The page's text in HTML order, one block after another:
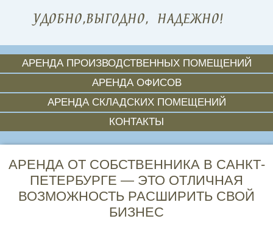
УДОБНО,ВЫГОДНО, НАДЕЖНО!
АРЕНДА ПРОИЗВОДСТВЕННЫХ ПОМЕЩЕНИЙ
АРЕНДА ОФИСОВ
АРЕНДА СКЛАДСКИХ ПОМЕЩЕНИЙ
КОНТАКТЫ
АРЕНДА ОТ СОБСТВЕННИКА В САНКТ-
ПЕТЕРБУРГЕ — ЭТО ОТЛИЧНАЯ
ВОЗМОЖНОСТЬ РАСШИРИТЬ СВОЙ
БИЗНЕС